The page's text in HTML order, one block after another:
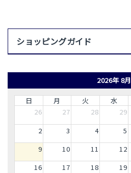
ショッピングガイド
2026年 8月
日 月 火 水
26
27 28 29
2
3 4 5
9
10 11 12
16
17 18 19